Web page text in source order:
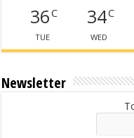
36C
TUE
34C
WED
Newsletter